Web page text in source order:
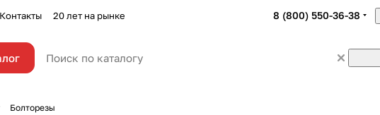
Контакты 20 лет на рынке 8 (800) 550-36-38
Болторезы